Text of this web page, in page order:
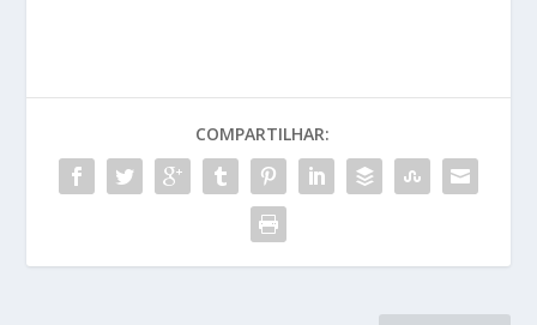
COMPARTILHAR: